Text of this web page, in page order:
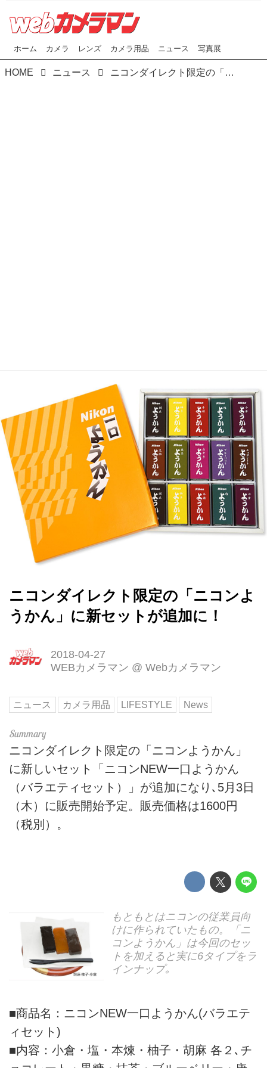
ホーム カメラ レンズ カメラ用品 ニュース 写真展
HOME ニュース ニコンダイレクト限定の「ニコンようかん」に新セットが追加に！
ニコンダイレクト限定の「ニコンよ
うかん」に新セットが追加に！
2018-04-27
WEBカメラマン @ Webカメラマン
ニュース カメラ用品 LIFESTYLE News
ニコンダイレクト限定の「ニコンようかん」
に新しいセット「ニコンNEW一口ようかん
（バラエティセット）」が追加になり､5月3日
（木）に販売開始予定。販売価格は1600円
（税別）。
もともとはニコンの従業員向
けに作られていたもの。「ニ
コンようかん」は今回のセッ
トを加えると実に6タイプをラ
インナップ｡
■商品名：ニコンNEW一口ようかん(バラエテ
ィセット)
■内容：小倉・塩・本煉・柚子・胡麻 各２､チ